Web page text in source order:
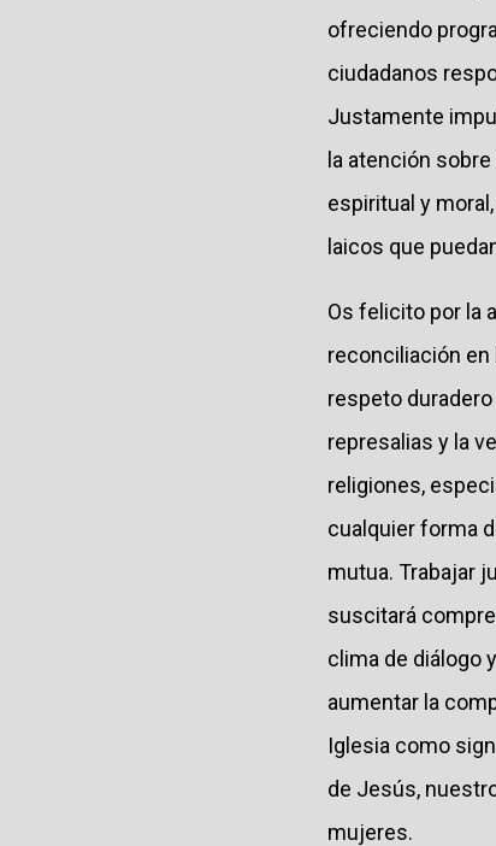
ofreciendo
ciudadanos
Justamente
la atención
espiritual y
laicos que
Os felicito por la
reconciliación en
respeto
represalias y la
religiones,
cualquier forma
mutua. Trabajar
suscitará
clima de diálogo
aumentar la
Iglesia como
de Jesús,
mujeres.